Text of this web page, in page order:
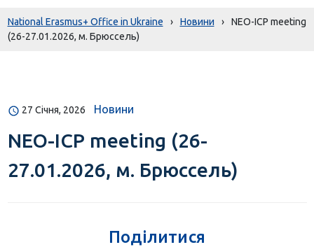
National Erasmus+ Office in Ukraine › Новини ›
NEO-ICP meeting
(26-27.01.2026, м. Брюссель)
27 Січня, 2026 Новини
NEO-ICP meeting (26-
27.01.2026, м. Брюссель)
Поділитися